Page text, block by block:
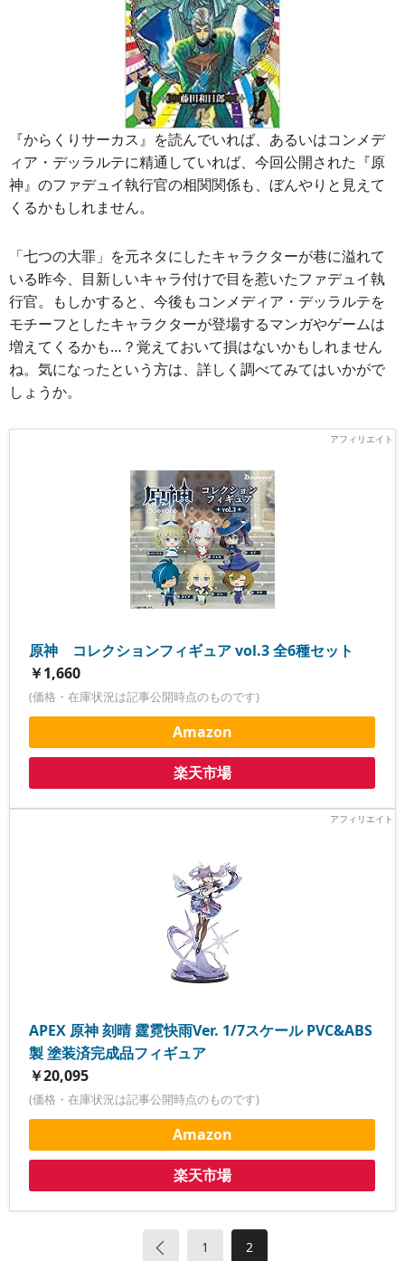
『からくりサーカス』を読んでいれば、あるいはコンメデ
ィア・デッラルテに精通していれば、今回公開された『原
神』のファデュイ執行官の相関関係も、ぼんやりと見えて
くるかもしれません。
「七つの大罪」を元ネタにしたキャラクターが巷に溢れて
いる昨今、目新しいキャラ付けで目を惹いたファデュイ執
行官。もしかすると、今後もコンメディア・デッラルテを
モチーフとしたキャラクターが登場するマンガやゲームは
増えてくるかも…？覚えておいて損はないかもしれません
ね。気になったという方は、詳しく調べてみてはいかがで
しょうか。
原神 コレクションフィギュア vol.3 全6種セット
￥1,660
(価格・在庫状況は記事公開時点のものです)
Amazon
楽天市場
APEX 原神 刻晴 霆霓快雨Ver. 1/7スケール PVC&ABS
製 塗装済完成品フィギュア
￥20,095
(価格・在庫状況は記事公開時点のものです)
Amazon
楽天市場
1 2